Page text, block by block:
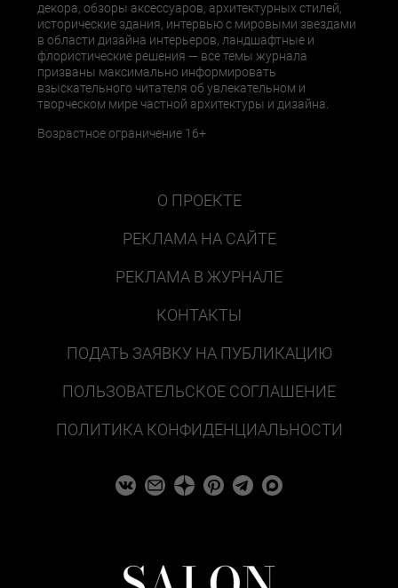
декора, обзоры аксессуаров, архитектурных стилей,
исторические здания, интервью с мировыми звездами
в области дизайна интерьеров, ландшафтные и
флористические решения — все темы журнала
призваны максимально информировать
взыскательного читателя об увлекательном и
творческом мире частной архитектуры и дизайна.
Возрастное ограничение 16+
О ПРОЕКТЕ
РЕКЛАМА НА САЙТЕ
РЕКЛАМА В ЖУРНАЛЕ
КОНТАКТЫ
ПОДАТЬ ЗАЯВКУ НА ПУБЛИКАЦИЮ
ПОЛЬЗОВАТЕЛЬСКОЕ СОГЛАШЕНИЕ
ПОЛИТИКА КОНФИДЕНЦИАЛЬНОСТИ